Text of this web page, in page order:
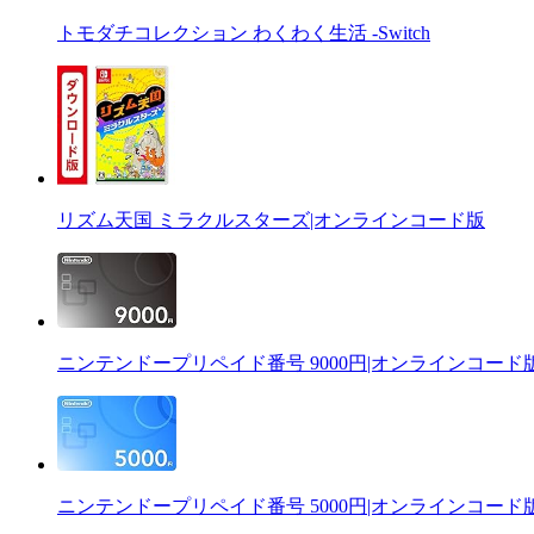
トモダチコレクション わくわく生活 -Switch
リズム天国 ミラクルスターズ|オンラインコード版
ニンテンドープリペイド番号 9000円|オンラインコード
ニンテンドープリペイド番号 5000円|オンラインコード